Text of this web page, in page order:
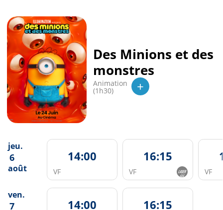
Des Minions et des
monstres
Animation
(1h30) +
jeu.
6
août
14:00
VF
16:15
VF VF
ven.
7 14:00 16:15